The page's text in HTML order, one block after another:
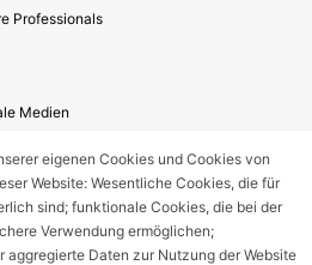
Professionals
Medien
eigenen Cookies und Cookies von
Website: Wesentliche Cookies, die für
sind; funktionale Cookies, die bei der
Verwendung ermöglichen;
aggregierte Daten zur Nutzung der Website